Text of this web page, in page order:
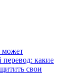
может
перевод: какие
свои